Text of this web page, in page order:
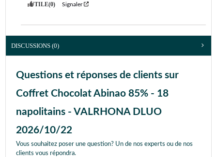
UTILE(0) Signaler
DISCUSSIONS (0)
Questions et réponses de clients sur
Coffret Chocolat Abinao 85% - 18
napolitains - VALRHONA DLUO
2026/10/22
Vous souhaitez poser une question? Un de nos experts ou de nos
clients vous répondra.